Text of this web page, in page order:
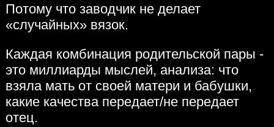
Потому что заводчик не делает
«случайных» вязок.
Каждая комбинация родительской пары -
это миллиарды мыслей, анализа: что
взяла мать от своей матери и бабушки,
какие качества передает/не передает
отец.